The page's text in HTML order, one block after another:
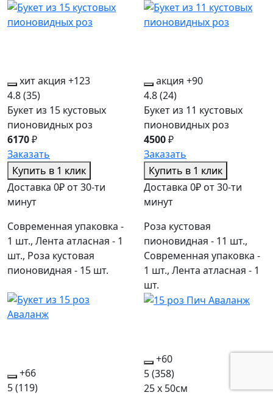
хитакция +123
4.8(35)
Букет из 15 кустовых
пионовидных роз
6170₽
Заказать
Купить в 1 клик
Доставка 0₽ от 30-ти
минут
Современная упаковка -
1 шт., Лента атласная - 1
шт., Роза кустовая
пионовидная - 15 шт.
акция +90
4.8(24)
Букет из 11 кустовых
пионовидных роз
4500₽
Заказать
Купить в 1 клик
Доставка 0₽ от 30-ти
минут
Роза кустовая
пионовидная - 11 шт.,
Современная упаковка -
1 шт., Лента атласная - 1
шт.
+66
5(119)
+60
5(358)
25 x 50см